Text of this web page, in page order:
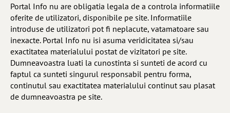
Portal Info nu are obligatia legala de a controla informatiile
oferite de utilizatori, disponibile pe site. Informatiile
introduse de utilizatori pot fi neplacute, vatamatoare sau
inexacte. Portal Info nu isi asuma veridicitatea si/sau
exactitatea materialului postat de vizitatori pe site.
Dumneavoastra luati la cunostinta si sunteti de acord cu
faptul ca sunteti singurul responsabil pentru forma,
continutul sau exactitatea materialului continut sau plasat
de dumneavoastra pe site.